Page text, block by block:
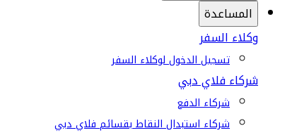
المساعدة
وكلاء السفر
تسجيل الدخول لوكلاء السفر
شركاء فلاي دبي
شركاء الدفع
شركاء استبدال النقاط بقسائم فلاي دبي